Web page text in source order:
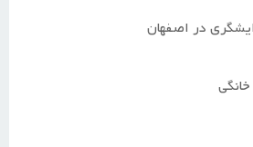
در اصفهان